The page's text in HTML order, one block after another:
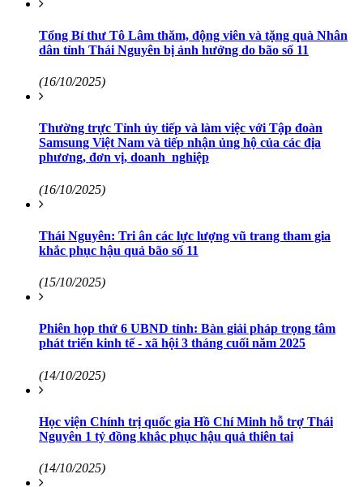
Tổng Bí thư Tô Lâm thăm, động viên và tặng quà Nhân
dân tỉnh Thái Nguyên bị ảnh hưởng do bão số 11
(16/10/2025)
Thường trực Tỉnh ủy tiếp và làm việc với Tập đoàn
Samsung Việt Nam và tiếp nhận ủng hộ của các địa
phương, đơn vị, doanh nghiệp
(16/10/2025)
Thái Nguyên: Tri ân các lực lượng vũ trang tham gia
khắc phục hậu quả bão số 11
(15/10/2025)
Phiên họp thứ 6 UBND tỉnh: Bàn giải pháp trọng tâm
phát triển kinh tế - xã hội 3 tháng cuối năm 2025
(14/10/2025)
Học viện Chính trị quốc gia Hồ Chí Minh hỗ trợ Thái
Nguyên 1 tỷ đồng khắc phục hậu quả thiên tai
(14/10/2025)